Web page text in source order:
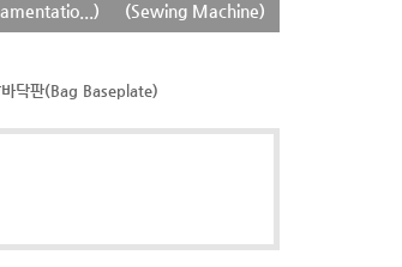
(Sewing Machine)
닥판(Bag Baseplate)